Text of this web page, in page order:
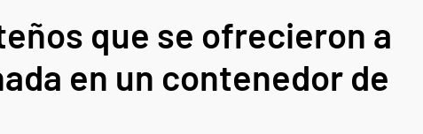
que se ofrecieron a
en un contenedor de